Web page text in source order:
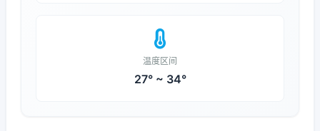
温度区间
27° ~ 34°